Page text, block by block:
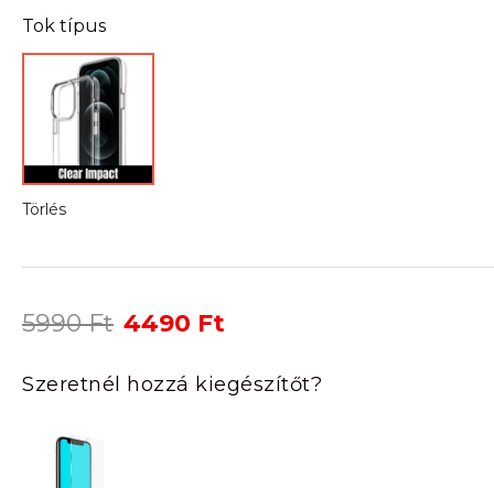
Tok típus
Törlés
5990Ft Original
was:
5990 Ft.
4490 Ft
is:
4490 Ft.
Szeretnél hozzá kiegészítőt?